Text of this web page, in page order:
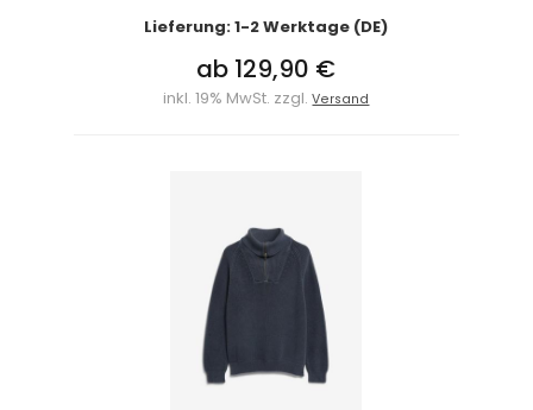
Lieferung: 1-2 Werktage (DE)
ab 129,90 €
inkl. 19% MwSt. zzgl.Versand